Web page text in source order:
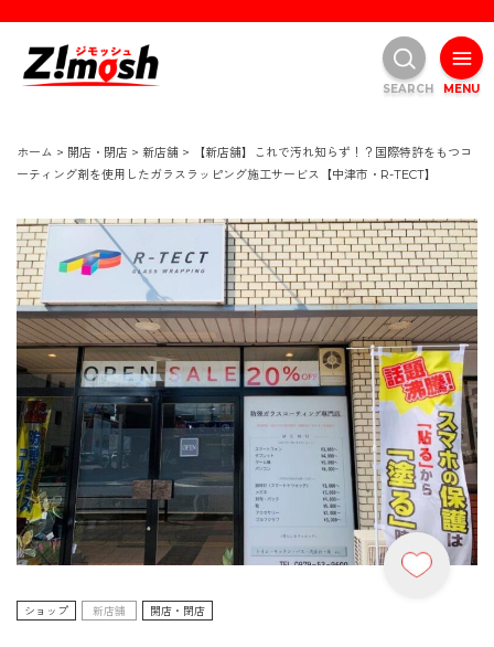
ホーム > 開店・閉店 > 新店舗 >
【新店舗】これで汚れ知らず！？国際特許をもつコ
ーティング剤を使用したガラスラッピング施工サービス【中津市・R-TECT】
ショップ 新店舗 開店・閉店
MENU
SEARCH